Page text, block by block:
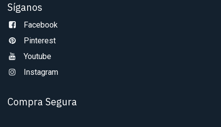
Síganos
Facebook
Pinterest
Youtube
Instagram
Compra Segura